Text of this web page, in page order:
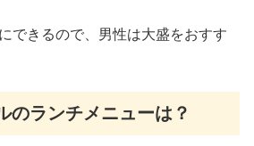
できるので、男性は大盛をおすす
のランチメニューは？